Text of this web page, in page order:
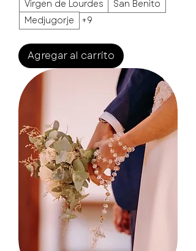
Virgen de Lourdes
San Benito
Medjugorje
+9
Agregar al carrito